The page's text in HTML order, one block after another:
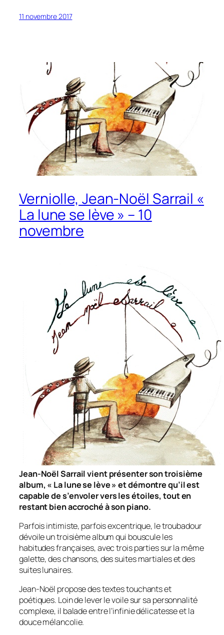
11 novembre 2017
Verniolle, Jean-Noël Sarrail «
La lune se lève » – 10
novembre
Jean-Noël Sarrail vient présenter son troisième
album, « La lune se lève » et démontre qu’il est
capable de s’envoler vers les étoiles, tout en
restant bien accroché à son piano.
Parfois intimiste, parfois excentrique, le troubadour
dévoile un troisième album qui bouscule les
habitudes françaises, avec trois parties sur la même
galette, des chansons, des suites martiales et des
suites lunaires.
Jean-Noël propose des textes touchants et
poétiques. Loin de lever le voile sur sa personnalité
complexe, il balade entre l’infinie délicatesse et la
douce mélancolie.